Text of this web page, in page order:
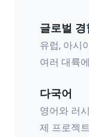
글로벌 경
유럽, 아시
여러 대륙
다국어
영어와 러
제 프로젝